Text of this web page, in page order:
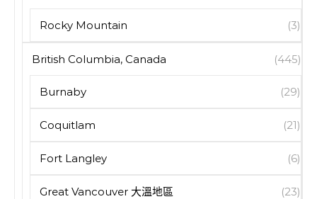
Rocky Mountain (3)
British Columbia, Canada (445)
Burnaby (29)
Coquitlam (21)
Fort Langley (6)
Great Vancouver 大溫地區 (23)